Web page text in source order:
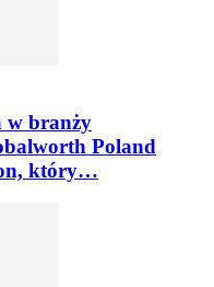
w branży
Poland
który…